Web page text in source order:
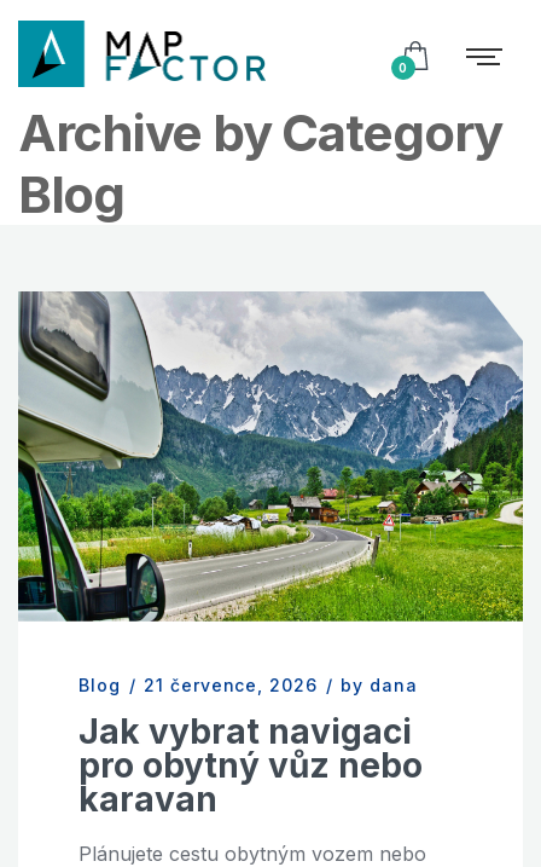
0
Archive by Category
Blog
Blog / 21 července, 2026 / by dana
Jak vybrat navigaci
pro obytný vůz nebo
karavan
Plánujete cestu obytným vozem nebo